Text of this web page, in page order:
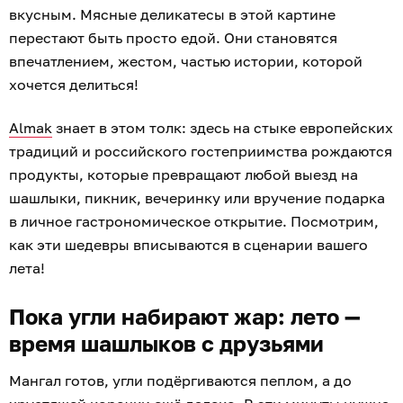
вкусным. Мясные деликатесы в этой картине
перестают быть просто едой. Они становятся
впечатлением, жестом, частью истории, которой
хочется делиться!
Almak знает в этом толк: здесь на стыке европейских
традиций и российского гостеприимства рождаются
продукты, которые превращают любой выезд на
шашлыки, пикник, вечеринку или вручение подарка
в личное гастрономическое открытие. Посмотрим,
как эти шедевры вписываются в сценарии вашего
лета!
Пока угли набирают жар: лето —
время шашлыков с друзьями
Мангал готов, угли подёргиваются пеплом, а до